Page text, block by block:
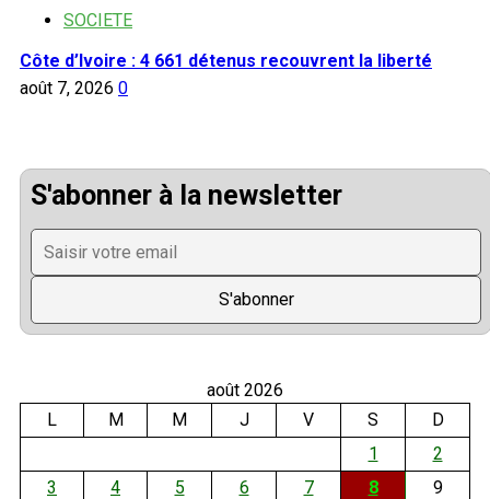
SOCIETE
Côte d’Ivoire : 4 661 détenus recouvrent la liberté
août 7, 2026 0
S'abonner à la newsletter
août 2026
L
M M J V S
D
1
2
3
4 5 6 7 8
9